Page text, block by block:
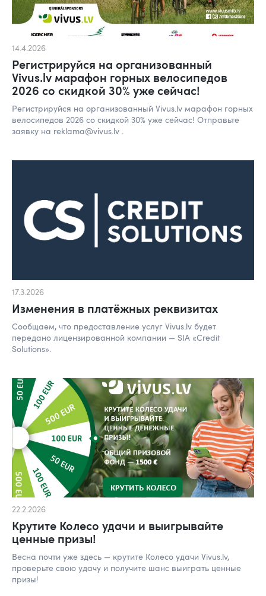
14.4.2026
Регистрируйся на организованный
Vivus.lv марафон горных велосипедов
2026 со скидкой 30% уже сейчас!
Регистрируйся на организованный Vivus.lv марафон горных
велосипедов 2026 со скидкой 30% уже сейчас! Отправьте
заявку на reklama@vivus.lv .
17.3.2026
Изменения в платёжных реквизитах
Сообщаем, что предоставление услуг Vivus.lv будет
передано лицензированной компании — SIA «Credit
Solutions».
22.2.2026
Крутите Колесо удачи и выигрывайте
ценные призы!
Весна почти уже здесь — крутите Колесо удачи Vivus.lv,
проверьте свою удачу и получите шанс выиграть ценные
призы!